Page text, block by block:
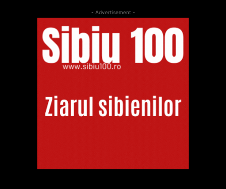
- Advertisement -